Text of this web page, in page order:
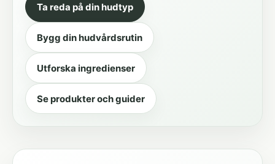
Ta reda på din hudtyp
Bygg din hudvårdsrutin
Utforska ingredienser
Se produkter och guider